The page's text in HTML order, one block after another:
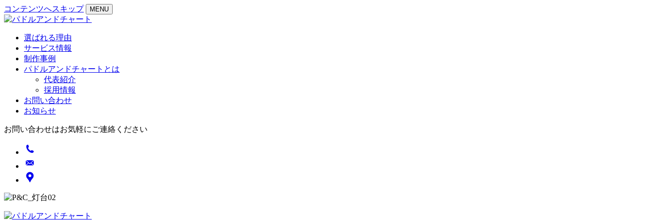
コンテンツへスキップ MENU
選ばれる理由
サービス情報
制作事例
パドルアンドチャートとは
代表紹介
採用情報
お問い合わせ
お知らせ
お問い合わせはお気軽にご連絡ください